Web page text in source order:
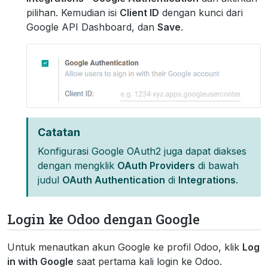
pilihan. Kemudian isi Client ID dengan kunci dari
Google API Dashboard, dan Save.
Catatan
Konfigurasi Google OAuth2 juga dapat diakses
dengan mengklik OAuth Providers di bawah
judul OAuth Authentication di Integrations.
Login ke Odoo dengan Google
Untuk menautkan akun Google ke profil Odoo, klik Log
in with Google saat pertama kali login ke Odoo.